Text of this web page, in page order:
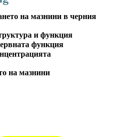
на мазнини в черния
и функция
функция
на мазнини